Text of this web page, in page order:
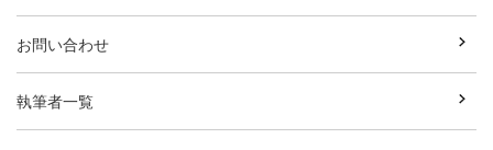
お問い合わせ
執筆者一覧